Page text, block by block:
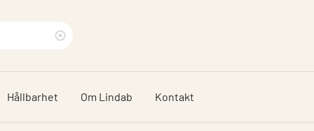
sökfras
Hållbarhet Om Lindab Kontakt